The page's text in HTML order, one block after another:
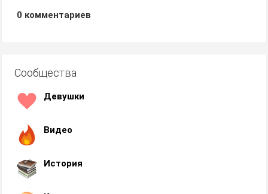
0 комментариев
Сообщества
Девушки
Видео
История